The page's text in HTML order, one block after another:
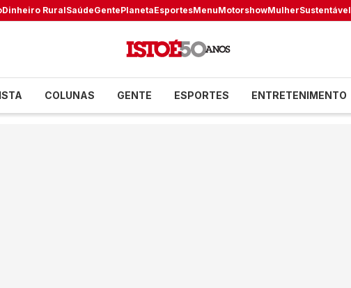
Dinheiro RuralSaúdeGentePlanetaEsportesMenuMotorshowMulherSustentável
COLUNAS GENTE ESPORTES ENTRETENIMENTO